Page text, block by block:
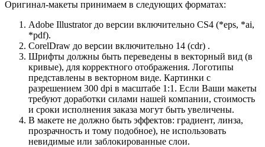
Оригинал-макеты принимаем в следующих форматах:
Adobe Illustrator до версии включительно CS4 (*eps, *ai,
*pdf).
CorelDraw до версии включительно 14 (cdr) .
Шрифты должны быть переведены в векторный вид (в
кривые), для корректного отображения. Логотипы
представлены в векторном виде. Картинки с
разрешением 300 dpi в масштабе 1:1. Если Ваши макеты
требуют доработки силами нашей компании, стоимость
и сроки исполнения заказа могут быть увеличены.
В макете не должно быть эффектов: градиент, линза,
прозрачность и тому подобное), не использовать
невидимые или заблокированные слои.